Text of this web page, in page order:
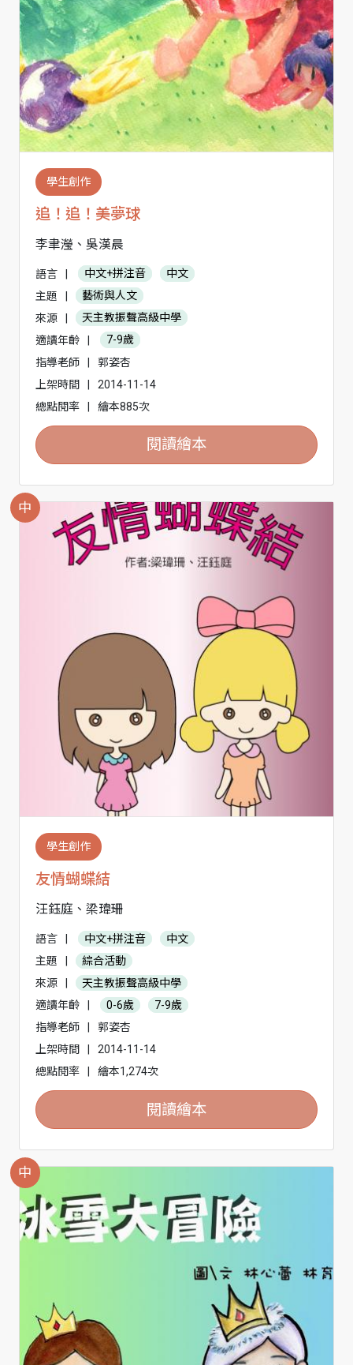
學生創作
追！追！美夢球
李聿瀅、吳漢晨
語言 中文+拼注音
中文
主題
藝術與人文
來源
天主教振聲高級中學
適讀年齡
7-9歲
指導老師
郭姿杏
上架時間
2014-11-14
總點閱率
繪本885次
閱讀繪本
中
學生創作
友情蝴蝶結
汪鈺庭、梁瑋珊
語言 中文+拼注音
中文
主題
綜合活動
來源
天主教振聲高級中學
適讀年齡
0-6歲
7-9歲
指導老師
郭姿杏
上架時間
2014-11-14
總點閱率
繪本1,274次
閱讀繪本
中